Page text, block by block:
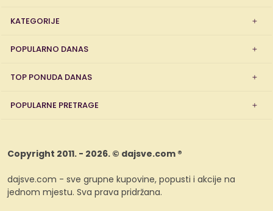
KATEGORIJE
POPULARNO DANAS
TOP PONUDA DANAS
POPULARNE PRETRAGE
Copyright 2011. - 2026. © dajsve.com ®
dajsve.com - sve grupne kupovine, popusti i akcije na
jednom mjestu. Sva prava pridržana.